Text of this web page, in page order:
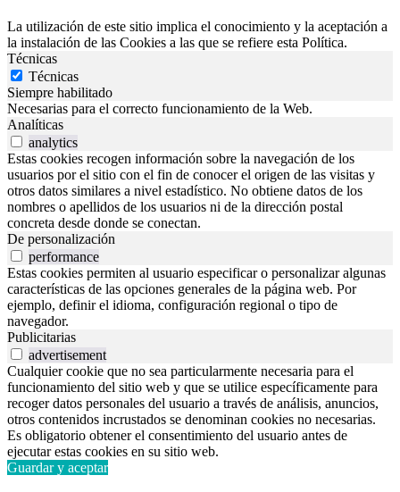
La utilización de este sitio implica el conocimiento y la aceptación a
la instalación de las Cookies a las que se refiere esta Política.
Técnicas
Técnicas
Siempre habilitado
Necesarias para el correcto funcionamiento de la Web.
Analíticas
analytics
Estas cookies recogen información sobre la navegación de los
usuarios por el sitio con el fin de conocer el origen de las visitas y
otros datos similares a nivel estadístico. No obtiene datos de los
nombres o apellidos de los usuarios ni de la dirección postal
concreta desde donde se conectan.
De personalización
performance
Estas cookies permiten al usuario especificar o personalizar algunas
características de las opciones generales de la página web. Por
ejemplo, definir el idioma, configuración regional o tipo de
navegador.
Publicitarias
advertisement
Cualquier cookie que no sea particularmente necesaria para el
funcionamiento del sitio web y que se utilice específicamente para
recoger datos personales del usuario a través de análisis, anuncios,
otros contenidos incrustados se denominan cookies no necesarias.
Es obligatorio obtener el consentimiento del usuario antes de
ejecutar estas cookies en su sitio web.
Guardar y aceptar